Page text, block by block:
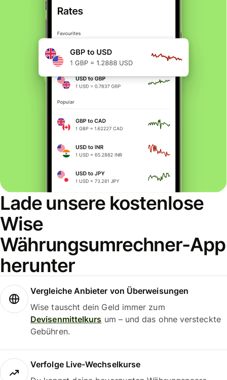
Lade unsere kostenlose
Wise
Währungsumrechner-App
herunter
Vergleiche Anbieter von Überweisungen
Wise tauscht dein Geld immer zum
Devisenmittelkurs um – und das ohne versteckte
Gebühren.
Verfolge Live-Wechselkurse